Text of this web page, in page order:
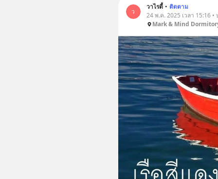
ว
วาไรตี้ • ติดตาม
24 พ.ค. 2025 เวลา 15:16 •
Mark & Mind